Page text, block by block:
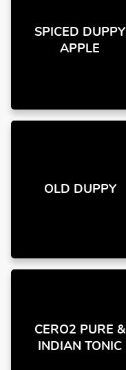
SPICED DUPPY
APPLE
OLD DUPPY
CERO2 PURE &
INDIAN TONIC